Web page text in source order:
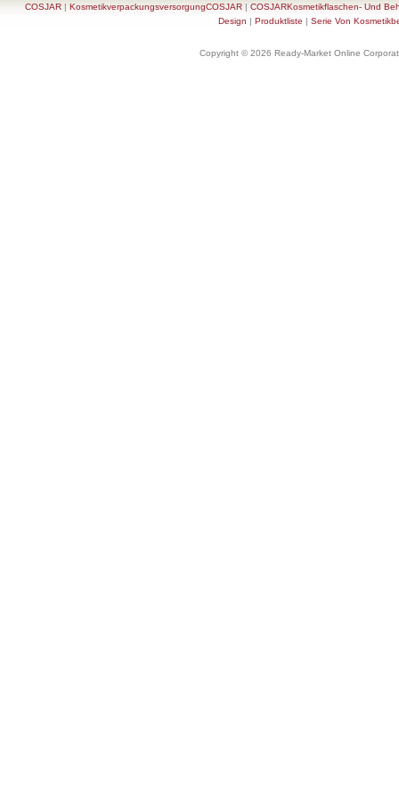
COSJAR |KosmetikverpackungsversorgungCOSJAR |COSJARKosmetikflaschen- Und
Design | Produktliste | Serie Von
Copyright © 2026 Ready-Market Online